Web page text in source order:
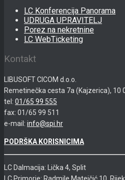
LC Konferencija Panorama
UDRUGA UPRAVITELJ
Porez na nekretnine
LC WebTicketing
Kontakt
LIBUSOFT CICOM d.o.o.
Remetinečka cesta 7a (Kajzerica), 10
tel: 01/65 99 555
fax: 01/65 99 511
e-mail: info@spi.hr
PODRŠKA KORISNICIMA
LC Dalmacija: Lička 4, Split
LC Primorje: Radmile Matejčić 10,